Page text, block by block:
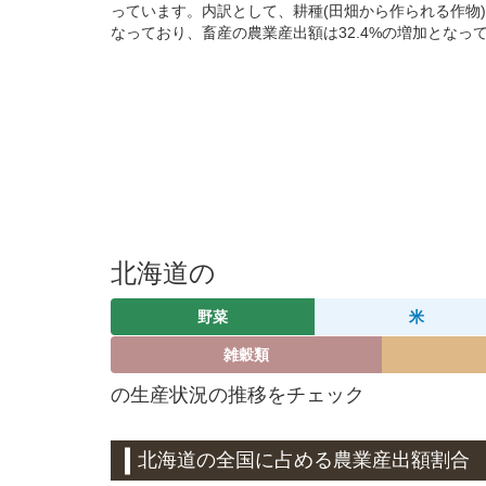
っています。内訳として、耕種(田畑から作られる作
なっており、畜産の農業産出額は32.4%の増加となっ
北海道の
野菜 米
雑穀類
の生産状況の推移をチェック
北海道の全国に占める農業産出額割合